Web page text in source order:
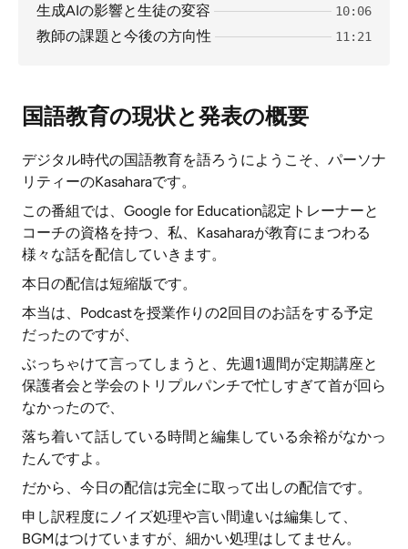
生成AIの影響と生徒の変容 10:06
教師の課題と今後の方向性 11:21
国語教育の現状と発表の概要
デジタル時代の国語教育を語ろうにようこそ、パーソナ
リティーのKasaharaです。
この番組では、Google for Education認定トレーナーと
コーチの資格を持つ、私、Kasaharaが教育にまつわる
様々な話を配信していきます。
本日の配信は短縮版です。
本当は、Podcastを授業作りの2回目のお話をする予定
だったのですが、
ぶっちゃけて言ってしまうと、先週1週間が定期講座と
保護者会と学会のトリプルパンチで忙しすぎて首が回ら
なかったので、
落ち着いて話している時間と編集している余裕がなかっ
たんですよ。
だから、今日の配信は完全に取って出しの配信です。
申し訳程度にノイズ処理や言い間違いは編集して、
BGMはつけていますが、細かい処理はしてません。